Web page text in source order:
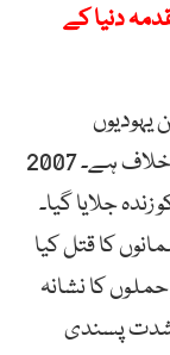
دنیا کے
یہودیوں
کےخلاف تھے، آر ایس ایس مسلمانوں کے خلاف ہے۔ 2007
جلایا گیا۔
کا قتل کیا
کا نشانہ
شدت پسندی